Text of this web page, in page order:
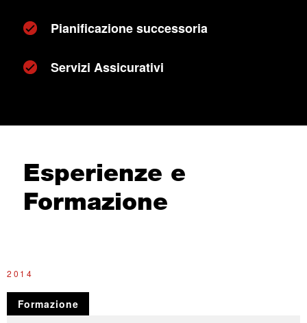
Pianificazione successoria
Servizi Assicurativi
Esperienze e
Formazione
2014
Formazione